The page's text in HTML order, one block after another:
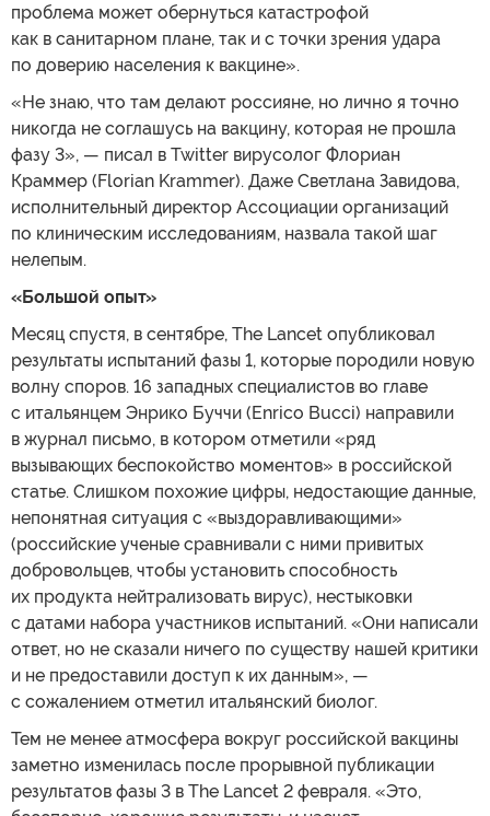
проблема может обернуться катастрофой
как в санитарном плане, так и с точки зрения удара
по доверию населения к вакцине».
«Не знаю, что там делают россияне, но лично я точно
никогда не соглашусь на вакцину, которая не прошла
фазу 3», — писал в Twitter вирусолог Флориан
Краммер (Florian Krammer). Даже Светлана Завидова,
исполнительный директор Ассоциации организаций
по клиническим исследованиям, назвала такой шаг
нелепым.
«Большой опыт»
Месяц спустя, в сентябре, The Lancet опубликовал
результаты испытаний фазы 1, которые породили новую
волну споров. 16 западных специалистов во главе
с итальянцем Энрико Буччи (Enrico Bucci) направили
в журнал письмо, в котором отметили «ряд
вызывающих беспокойство моментов» в российской
статье. Слишком похожие цифры, недостающие данные,
непонятная ситуация с «выздоравливающими»
(российские ученые сравнивали с ними привитых
добровольцев, чтобы установить способность
их продукта нейтрализовать вирус), нестыковки
с датами набора участников испытаний. «Они написали
ответ, но не сказали ничего по существу нашей критики
и не предоставили доступ к их данным», —
с сожалением отметил итальянский биолог.
Тем не менее атмосфера вокруг российской вакцины
заметно изменилась после прорывной публикации
результатов фазы 3 в The Lancet 2 февраля. «Это,